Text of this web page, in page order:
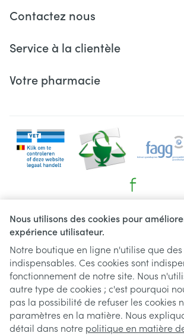
Nous utilisons des cookies pour
expérience utilisateur.
Notre boutique en ligne n'utilise que des
indispensables. Ces cookies sont
fonctionnement de notre site. Nous
autre type de cookies ; c'est pourquoi
pas la possibilité de refuser les cookies
paramètres en la matière. Nous
détail dans notre politique en matière
Contactez nous
Service à la clientèle
Votre pharmacie
Liens légaux